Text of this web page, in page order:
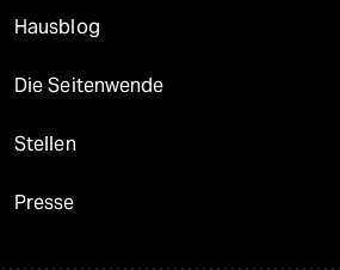
Hausblog
Die Seitenwende
Stellen
Presse